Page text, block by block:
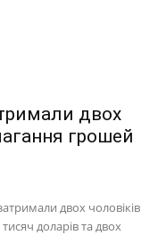
двох
грошей
двох чоловіків
доларів та двох